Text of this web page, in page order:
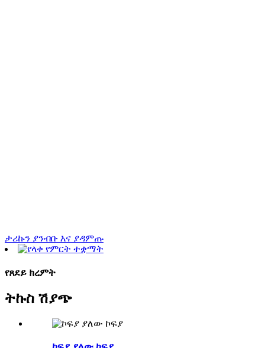
ታሪኩን ያንብቡ እና ያዳምጡ
የጸደይ ክረምት
ትኩስ ሽያጭ